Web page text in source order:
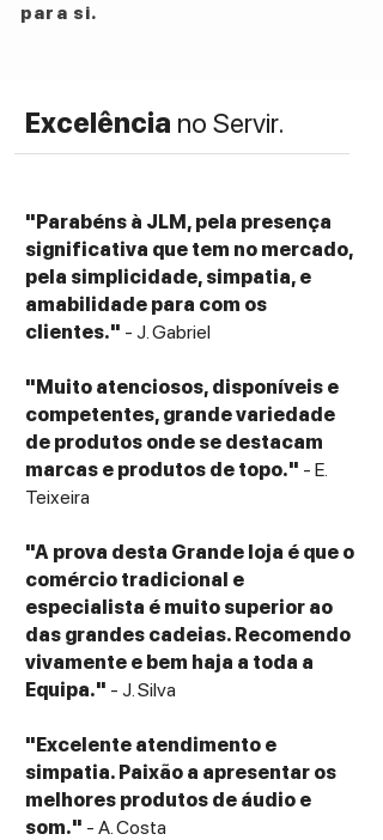
Especificações Técnicas:
1 porta USB-C para carga.
1 entrada auxiliar de 3,5mm.
pó).
Portabilidade:
Alça prática para transporte.
para si.
Excelência no Servir.
"Parabéns à JLM, pela presença
significativa que tem no mercado,
pela simplicidade, simpatia, e
amabilidade para com os
clientes." - J. Gabriel
"Muito atenciosos, disponíveis e
competentes, grande variedade
de produtos onde se destacam
marcas e produtos de topo." - E.
Teixeira
"A prova desta Grande loja é que o
comércio tradicional e
especialista é muito superior ao
das grandes cadeias. Recomendo
vivamente e bem haja a toda a
Equipa." - J. Silva
"Excelente atendimento e
simpatia. Paixão a apresentar os
melhores produtos de áudio e
som." - A. Costa